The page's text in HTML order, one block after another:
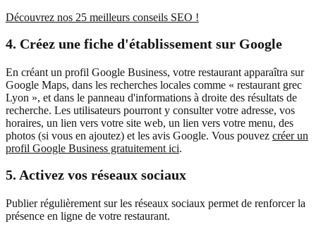
Découvrez nos 25 meilleurs conseils SEO !
4. Créez une fiche d'établissement sur Google
En créant un profil Google Business, votre restaurant apparaîtra sur
Google Maps, dans les recherches locales comme « restaurant grec
Lyon », et dans le panneau d'informations à droite des résultats de
recherche. Les utilisateurs pourront y consulter votre adresse, vos
horaires, un lien vers votre site web, un lien vers votre menu, des
photos (si vous en ajoutez) et les avis Google. Vous pouvez créer un
profil Google Business gratuitement ici.
5. Activez vos réseaux sociaux
Publier régulièrement sur les réseaux sociaux permet de renforcer la
présence en ligne de votre restaurant.